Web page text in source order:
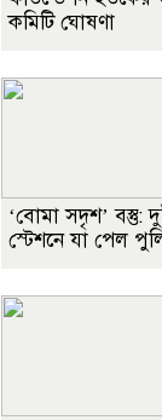
কমিটি ঘোষণা
‘বোমা সদৃশ’ বস্তু:
স্টেশনে যা পেল